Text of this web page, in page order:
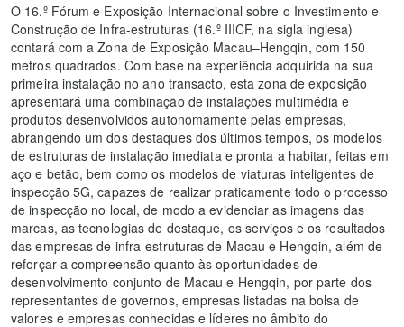
O 16.º Fórum e Exposição Internacional sobre o Investimento e
Construção de Infra-estruturas (16.º IIICF, na sigla inglesa)
contará com a Zona de Exposição Macau–Hengqin, com 150
metros quadrados. Com base na experiência adquirida na sua
primeira instalação no ano transacto, esta zona de exposição
apresentará uma combinação de instalações multimédia e
produtos desenvolvidos autonomamente pelas empresas,
abrangendo um dos destaques dos últimos tempos, os modelos
de estruturas de instalação imediata e pronta a habitar, feitas em
aço e betão, bem como os modelos de viaturas inteligentes de
inspecção 5G, capazes de realizar praticamente todo o processo
de inspecção no local, de modo a evidenciar as imagens das
marcas, as tecnologias de destaque, os serviços e os resultados
das empresas de infra-estruturas de Macau e Hengqin, além de
reforçar a compreensão quanto às oportunidades de
desenvolvimento conjunto de Macau e Hengqin, por parte dos
representantes de governos, empresas listadas na bolsa de
valores e empresas conhecidas e líderes no âmbito do